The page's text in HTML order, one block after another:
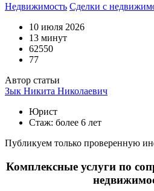
Недвижимость Сделки с
10 июля 2026
13 минут
62550
77
Автор статьи
Зык Никита Николаевич
Юрист
Стаж: более 6 лет
Публикуем только проверенную
Комплексные услуги по